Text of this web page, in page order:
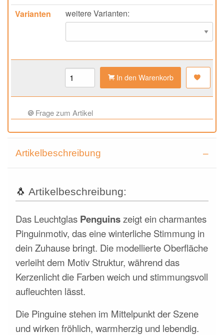
Varianten
weitere Varianten:
In den Warenkorb
Frage zum Artikel
Artikelbeschreibung
🐧 Artikelbeschreibung:
Das Leuchtglas Penguinszeigt ein charmantes
Pinguinmotiv, das eine winterliche Stimmung in
dein Zuhause bringt. Die modellierte Oberfläche
verleiht dem Motiv Struktur, während das
Kerzenlicht die Farben weich und stimmungsvoll
aufleuchten lässt.
Die Pinguine stehen im Mittelpunkt der Szene
und wirken fröhlich, warmherzig und lebendig.